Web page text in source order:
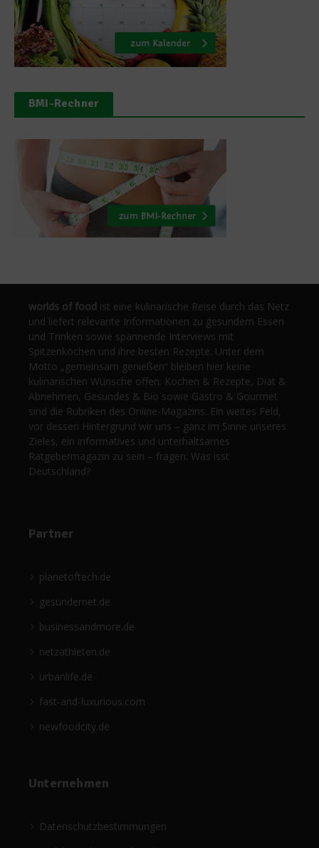
BMI-Rechner
worlds of food ist eine kulinarische Reise durch das Netz
und liefert relevante Informationen zu gesundem Essen
und Trinken sowie spannende Interviews mit
Spitzenköchen und ihre besten Rezepte. Unter dem
Motto „gemeinsam genießen“ bleiben hier keine
kulinarischen Wünsche offen. Kochen & Rezepte, Diät &
Abnehmen, Gesundes & Bio sowie Gastro & Gourmet
sind die Rubriken des Online-Magazins. Ein weites Feld,
vor dessen Hintergrund wir uns – ganz im Sinne unseres
Zieles, ein informatives und unterhaltsames
Ratgebermagazin zu sein – fragen: Was isst
Deutschland?
Partner
planetoftech.de
gesündernet.de
businessandmore.de
netzathleten.de
urbanlife.de
fast-and-luxurious.com
newfoodcity.de
Unternehmen
Datenschutzbestimmungen